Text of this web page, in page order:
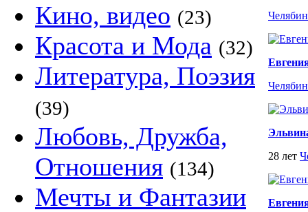
Кино, видео (23)
Красота и Мода (32)
Литература, Поэзия
(39)
Любовь, Дружба,
Отношения (134)
Мечты и Фантазии
28 лет